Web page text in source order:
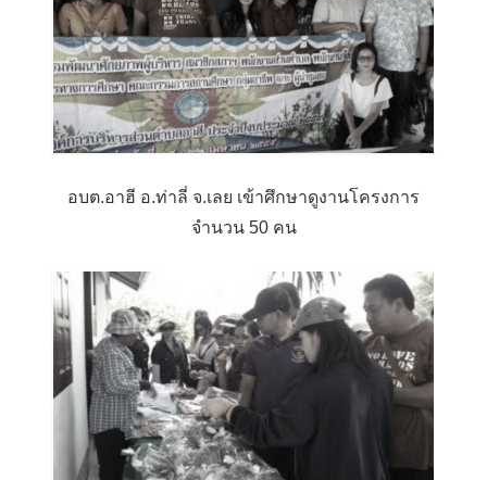
อบต.อาฮี อ.ท่าลี่ จ.เลย เข้าศึกษาดูงานโครงการ
จำนวน 50 คน